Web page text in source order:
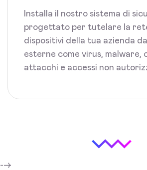
Installa il nostro sistema di
progettato per tutelare la
dispositivi della tua azienda
esterne come virus, malware,
attacchi e accessi non
-->